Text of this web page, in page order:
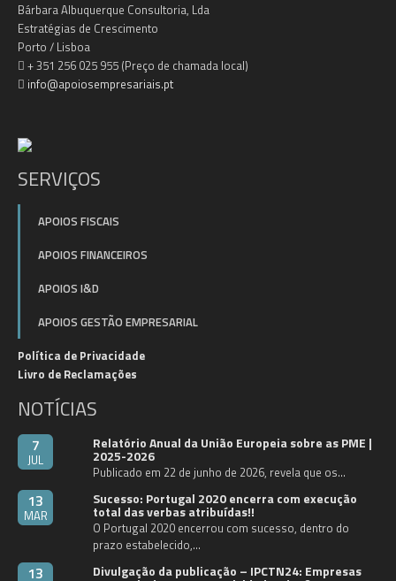
Bárbara Albuquerque Consultoria, Lda
Estratégias de Crescimento
Porto / Lisboa
+ 351 256 025 955 (Preço de chamada local)
info@apoiosempresariais.pt
SERVIÇOS
APOIOS FISCAIS
APOIOS FINANCEIROS
APOIOS I&D
APOIOS GESTÃO EMPRESARIAL
Política de Privacidade
Livro de Reclamações
NOTÍCIAS
7
JUL
Relatório Anual da União Europeia sobre as PME |
2025-2026
Publicado em 22 de junho de 2026, revela que os…
13
MAR
Sucesso: Portugal 2020 encerra com execução
total das verbas atribuídas!!
O Portugal 2020 encerrou com sucesso, dentro do
prazo estabelecido,…
13 Divulgação da publicação – IPCTN24: Empresas